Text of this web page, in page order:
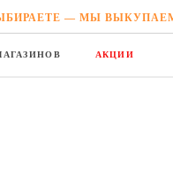
— МЫ
АКЦИИ